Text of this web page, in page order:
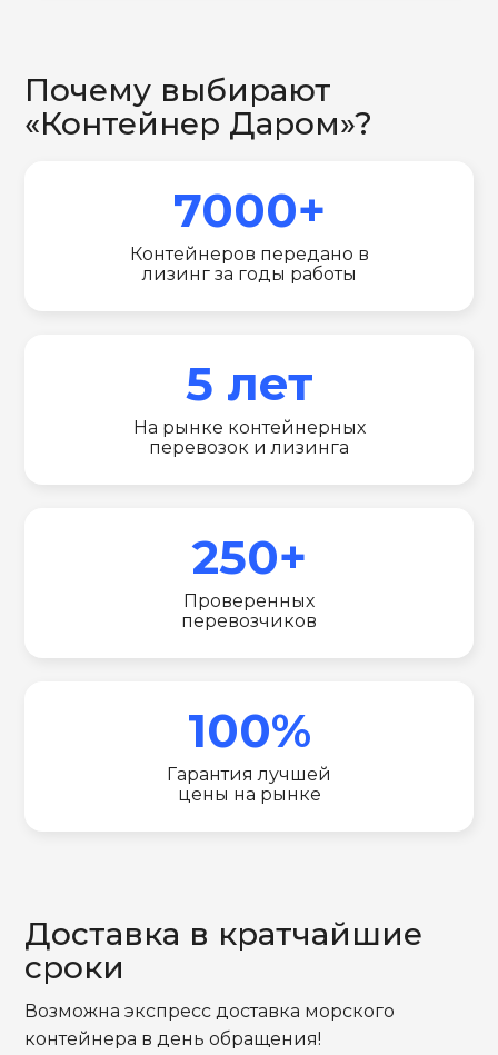
Почему выбирают
«Контейнер Даром»?
7000+
Контейнеров передано в
лизинг за годы работы
5 лет
На рынке контейнерных
перевозок и лизинга
250+
Проверенных
перевозчиков
100%
Гарантия лучшей
цены на рынке
Доставка в кратчайшие
сроки
Возможна экспресс доставка морского
контейнера в день обращения!